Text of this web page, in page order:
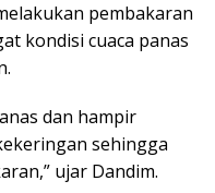
pembakaran
kondisi cuaca panas
dan hampir
sehingga
ujar Dandim.